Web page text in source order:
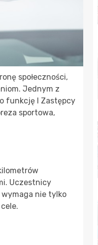
społeczności,
Jednym z
funkcję I Zastępcy
sportowa,
Uczestnicy
wymaga nie tylko